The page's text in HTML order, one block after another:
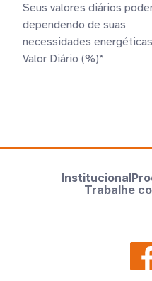
Seus valores diários
dependendo de suas
necessidades
Valor Diário (%)*
Institucional
Trabalhe